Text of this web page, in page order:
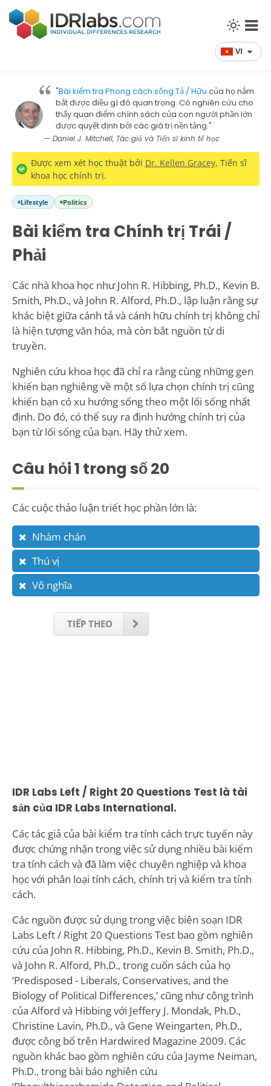
VI
"Bài kiểm tra Phong cách sống Tả / Hữu của họ nắm
bắt được điều gì đó quan trọng. Có nghiên cứu cho
thấy quan điểm chính sách của con người phần lớn
được quyết định bởi các giá trị nền tảng."
— Daniel J. Mitchell, Tác giả và Tiến sĩ kinh tế học
Được xem xét học thuật bởi Dr. Kellen Gracey, Tiến sĩ
khoa học chính trị.
Lifestyle Politics
Bài kiểm tra Chính trị Trái /
Phải
Các nhà khoa học như John R. Hibbing, Ph.D., Kevin B.
Smith, Ph.D., và John R. Alford, Ph.D., lập luận rằng sự
khác biệt giữa cánh tả và cánh hữu chính trị không chỉ
là hiện tượng văn hóa, mà còn bắt nguồn từ di
truyền.
Nghiên cứu khoa học đã chỉ ra rằng cùng những gen
khiến bạn nghiêng về một số lựa chọn chính trị cũng
khiến bạn có xu hướng sống theo một lối sống nhất
định. Do đó, có thể suy ra định hướng chính trị của
bạn từ lối sống của bạn. Hãy thử xem.
Câu hỏi1 trong số 20
Các cuộc thảo luận triết học phần lớn là:
Nhàm chán
Thú vị
Vô nghĩa
TIẾP THEO
IDR Labs Left / Right 20 Questions Test là tài
sản của IDR Labs International.
Các tác giả của bài kiểm tra tính cách trực tuyến này
được chứng nhận trong việc sử dụng nhiều bài kiểm
tra tính cách và đã làm việc chuyên nghiệp và khoa
học với phân loại tính cách, chính trị và kiểm tra tính
cách.
Các nguồn được sử dụng trong việc biên soạn IDR
Labs Left / Right 20 Questions Test bao gồm nghiên
cứu của John R. Hibbing, Ph.D., Kevin B. Smith, Ph.D.,
và John R. Alford, Ph.D., trong cuốn sách của họ
‘Predisposed - Liberals, Conservatives, and the
Biology of Political Differences,’ cũng như công trình
của Alford và Hibbing với Jeffery J. Mondak, Ph.D.,
Christine Lavin, Ph.D., và Gene Weingarten, Ph.D.,
được công bố trên Hardwired Magazine 2009. Các
nguồn khác bao gồm nghiên cứu của Jayme Neiman,
Ph.D., trong bài báo nghiên cứu